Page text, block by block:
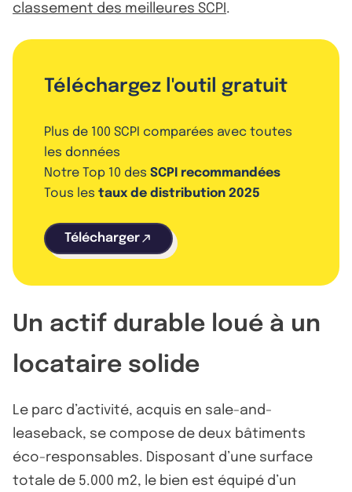
classement des meilleures SCPI .
Téléchargez l'outil gratuit
Plus de 100 SCPI comparées avec toutes
les données
Notre Top 10 des SCPI recommandées
Tous les taux de distribution 2025
Télécharger
Un actif durable loué à un
locataire solide
Le parc d’activité, acquis en sale-and-
leaseback, se compose de deux bâtiments
éco-responsables. Disposant d’une surface
totale de 5.000 m2, le bien est équipé d’un